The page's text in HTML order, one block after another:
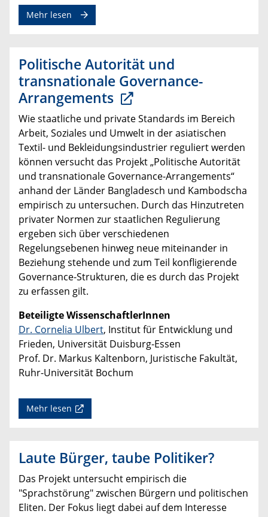
Mehr lesen
Politische Autorität und
transnationale Governance-
Arrangements
Wie staatliche und private Standards im Bereich
Arbeit, Soziales und Umwelt in der asiatischen
Textil- und Bekleidungsindustrier reguliert werden
können versucht das Projekt „Politische Autorität
und transnationale Governance-Arrangements“
anhand der Länder Bangladesch und Kambodscha
empirisch zu untersuchen. Durch das Hinzutreten
privater Normen zur staatlichen Regulierung
ergeben sich über verschiedenen
Regelungsebenen hinweg neue miteinander in
Beziehung stehende und zum Teil konfligierende
Governance-Strukturen, die es durch das Projekt
zu erfassen gilt.
Beteiligte WissenschaftlerInnen
Dr. Cornelia Ulbert, Institut für Entwicklung und
Frieden, Universität Duisburg-Essen
Prof. Dr. Markus Kaltenborn, Juristische Fakultät,
Ruhr-Universität Bochum
Mehr lesen
Laute Bürger, taube Politiker?
Das Projekt untersucht empirisch die
"Sprachstörung" zwischen Bürgern und politischen
Eliten. Der Fokus liegt dabei auf dem Interesse